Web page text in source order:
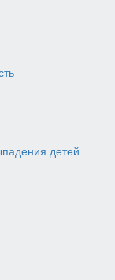
детей